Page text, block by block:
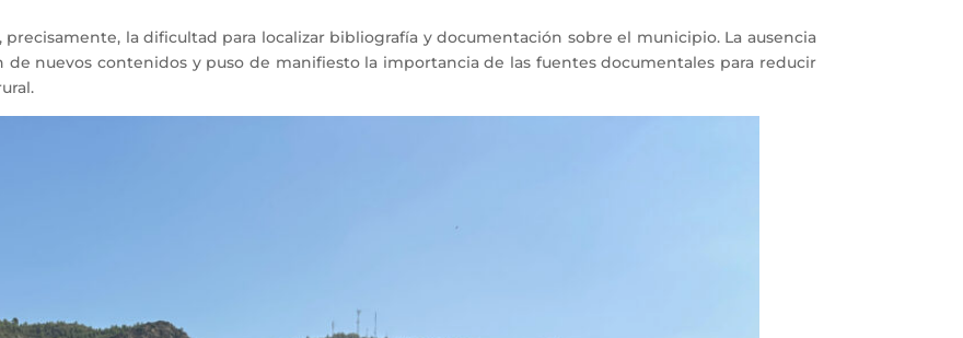
la dificultad para localizar bibliografía y documentación sobre el municipio. La ausencia
nuevos contenidos y puso de manifiesto la importancia de las fuentes documentales para reducir